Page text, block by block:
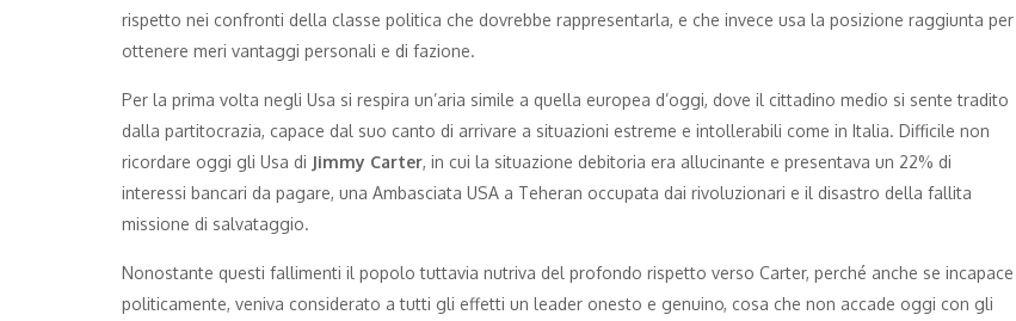
rispetto nei confronti della classe politica che dovrebbe rappresentarla, e che invece usa la posizione raggiunta per
ottenere meri vantaggi personali e di fazione.
Per la prima volta negli Usa si respira un’aria simile a quella europea d’oggi, dove il cittadino medio si sente tradito
dalla partitocrazia, capace dal suo canto di arrivare a situazioni estreme e intollerabili come in Italia. Difficile non
ricordare oggi gli Usa di Jimmy Carter, in cui la situazione debitoria era allucinante e presentava un 22% di
interessi bancari da pagare, una Ambasciata USA a Teheran occupata dai rivoluzionari e il disastro della fallita
missione di salvataggio.
Nonostante questi fallimenti il popolo tuttavia nutriva del profondo rispetto verso Carter, perché anche se incapace
politicamente, veniva considerato a tutti gli effetti un leader onesto e genuino, cosa che non accade oggi con gli